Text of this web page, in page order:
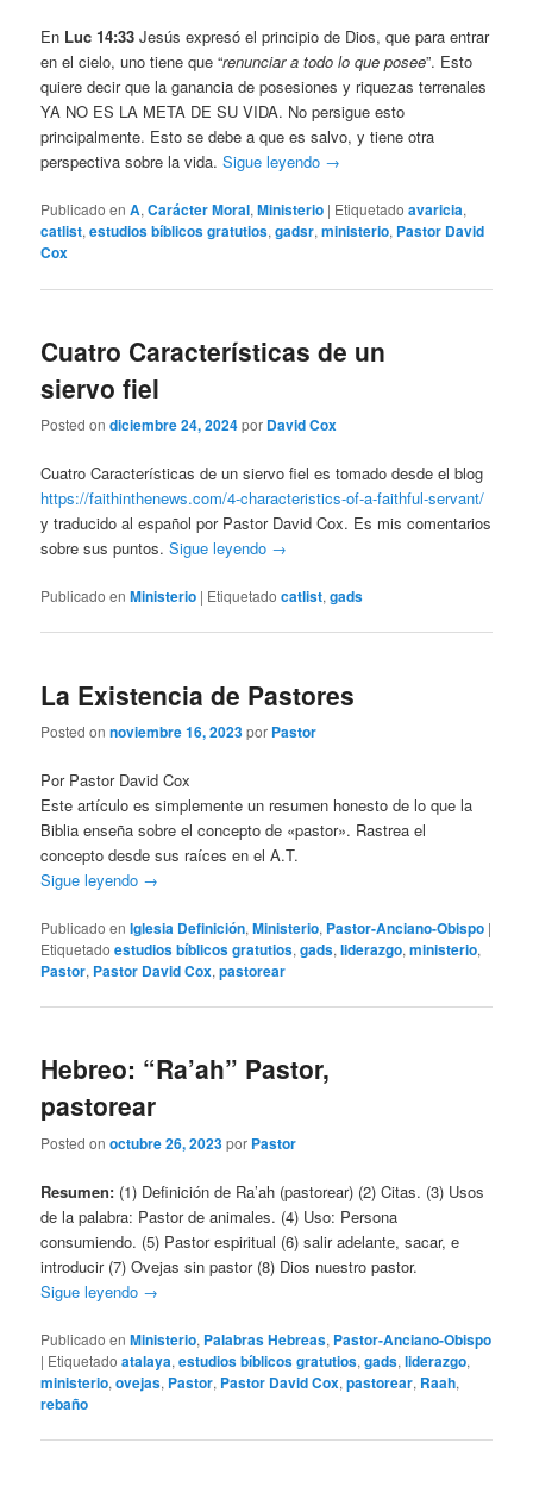
En Luc 14:33Jesús expresó el principio de Dios, que para entrar
en el cielo, uno tiene que “renunciar a todo lo que posee”. Esto
quiere decir que la ganancia de posesiones y riquezas terrenales
YA NO ES LA META DE SU VIDA. No persigue esto
principalmente. Esto se debe a que es salvo, y tiene otra
perspectiva sobre la vida.Sigue leyendo →
Publicado en A,Carácter Moral,Ministerio | Etiquetado avaricia,
catlist,estudios bíblicos gratutios,gadsr,ministerio, Pastor David
Cox
Cuatro Características de un
siervo fiel
Posted ondiciembre 24, 2024por David Cox
Cuatro Características de un siervo fiel es tomado desde el blog
https://faithinthenews.com/4-characteristics-of-a-faithful-servant/
y traducido al español por Pastor David Cox. Es mis comentarios
sobre sus puntos.Sigue leyendo →
Publicado en Ministerio | Etiquetado catlist,gads
La Existencia de Pastores
Posted onnoviembre 16, 2023por Pastor
Por Pastor David Cox
Este artículo es simplemente un resumen honesto de lo que la
Biblia enseña sobre el concepto de «pastor». Rastrea el
concepto desde sus raíces en el A.T.
Sigue leyendo →
Publicado en Iglesia Definición,Ministerio, Pastor-Anciano-Obispo |
Etiquetado estudios bíblicos gratutios,gads,liderazgo,ministerio,
Pastor, Pastor David Cox,pastorear
Hebreo: “Ra’ah” Pastor,
pastorear
Posted onoctubre 26, 2023por Pastor
Resumen: (1) Definición de Ra’ah (pastorear) (2) Citas. (3) Usos
de la palabra: Pastor de animales. (4) Uso: Persona
consumiendo. (5) Pastor espiritual (6) salir adelante, sacar, e
introducir (7) Ovejas sin pastor (8) Dios nuestro pastor.
Sigue leyendo →
Publicado en Ministerio, Palabras Hebreas, Pastor-Anciano-Obispo
| Etiquetado atalaya,estudios bíblicos gratutios,gads,liderazgo,
ministerio,ovejas, Pastor, Pastor David Cox,pastorear, Raah,
rebaño